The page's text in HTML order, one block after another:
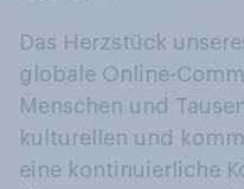
Das Herzstück
globale Online-
Menschen und
kulturellen und
eine kontinuierliche